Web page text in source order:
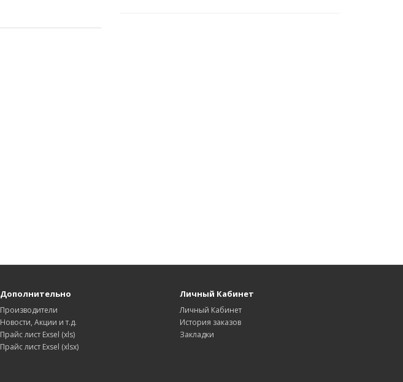
Дополнительно
Производители
Новости, Акции и т.д.
Прайс лист Exsel (xls)
Прайс лист Exsel (xlsx)
Личный Кабинет
Личный Кабинет
История заказов
Закладки